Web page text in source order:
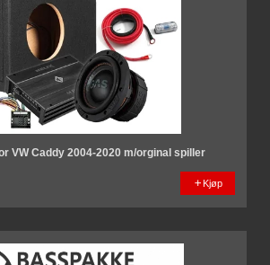
VW Caddy 2004-2020 m/orginal spiller
Kjøp